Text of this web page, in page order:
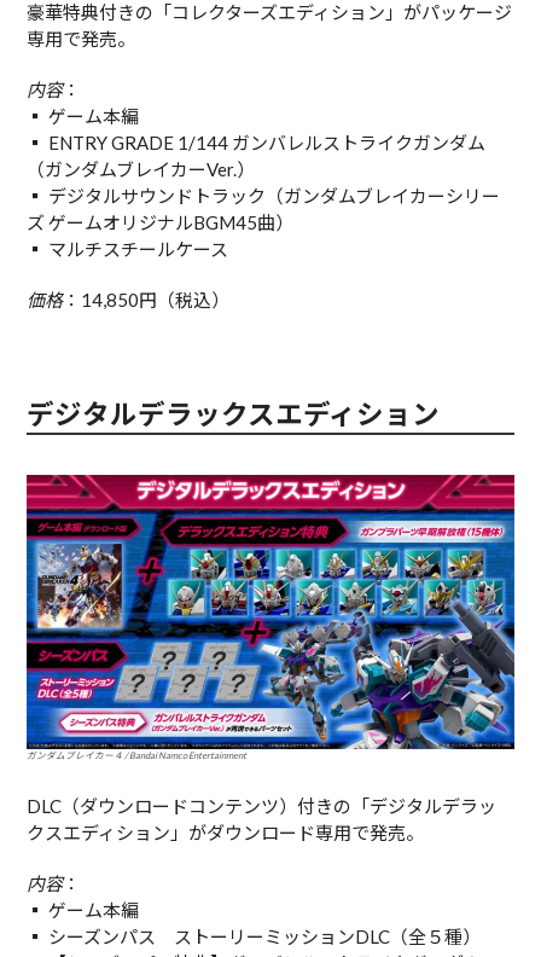
豪華特典付きの「コレクターズエディション」がパッケージ
専用で発売。
内容：
▪︎ ゲーム本編
▪︎ ENTRY GRADE 1/144 ガンバレルストライクガンダム
（ガンダムブレイカーVer.）
▪︎ デジタルサウンドトラック（ガンダムブレイカーシリー
ズ ゲームオリジナルBGM45曲）
▪︎ マルチスチールケース
価格：14,850円（税込）
デジタルデラックスエディション
ガンダムブレイカー４ / Bandai Namco Entertainment
DLC（ダウンロードコンテンツ）付きの「デジタルデラッ
クスエディション」がダウンロード専用で発売。
内容：
▪︎ ゲーム本編
▪︎ シーズンパス ストーリーミッションDLC（全５種）